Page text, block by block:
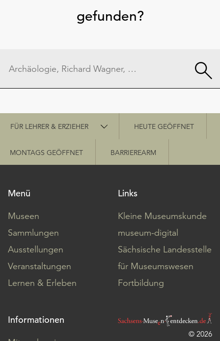
gefunden?
Schnellzugriff
FÜR LEHRER & ERZIEHER HEUTE GEÖFFNET
MONTAGS GEÖFFNET BARRIEREARM
Menü
Museen
Sammlungen
Ausstellungen
Veranstaltungen
Lernen & Erleben
Links
Kleine Museumskunde
museum-digital
Sächsische Landesstelle
für Museumswesen
Fortbildung
Informationen
© 2026